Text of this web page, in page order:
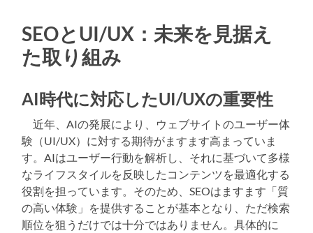
SEOとUI/UX：未来を見据え
た取り組み
AI時代に対応したUI/UXの重要性
近年、AIの発展により、ウェブサイトのユーザー体
験（UI/UX）に対する期待がますます高まっていま
す。AIはユーザー行動を解析し、それに基づいて多様
なライフスタイルを反映したコンテンツを最適化する
役割を担っています。そのため、SEOはますます「質
の高い体験」を提供することが基本となり、ただ検索
順位を狙うだけでは十分ではありません。具体的に